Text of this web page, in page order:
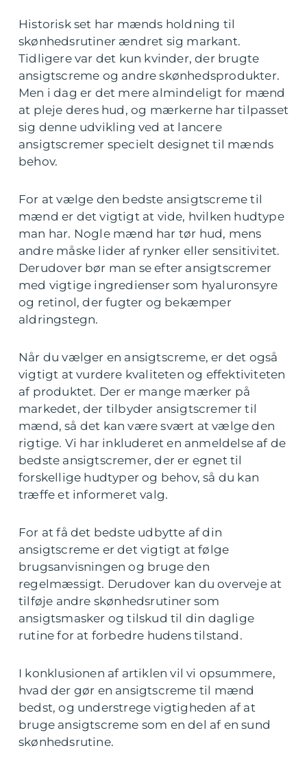
Historisk set har mænds holdning til
skønhedsrutiner ændret sig markant.
Tidligere var det kun kvinder, der brugte
ansigtscreme og andre skønhedsprodukter.
Men i dag er det mere almindeligt for mænd
at pleje deres hud, og mærkerne har tilpasset
sig denne udvikling ved at lancere
ansigtscremer specielt designet til mænds
behov.
For at vælge den bedste ansigtscreme til
mænd er det vigtigt at vide, hvilken hudtype
man har. Nogle mænd har tør hud, mens
andre måske lider af rynker eller sensitivitet.
Derudover bør man se efter ansigtscremer
med vigtige ingredienser som hyaluronsyre
og retinol, der fugter og bekæmper
aldringstegn.
Når du vælger en ansigtscreme, er det også
vigtigt at vurdere kvaliteten og effektiviteten
af produktet. Der er mange mærker på
markedet, der tilbyder ansigtscremer til
mænd, så det kan være svært at vælge den
rigtige. Vi har inkluderet en anmeldelse af de
bedste ansigtscremer, der er egnet til
forskellige hudtyper og behov, så du kan
træffe et informeret valg.
For at få det bedste udbytte af din
ansigtscreme er det vigtigt at følge
brugsanvisningen og bruge den
regelmæssigt. Derudover kan du overveje at
tilføje andre skønhedsrutiner som
ansigtsmasker og tilskud til din daglige
rutine for at forbedre hudens tilstand.
I konklusionen af artiklen vil vi opsummere,
hvad der gør en ansigtscreme til mænd
bedst, og understrege vigtigheden af at
bruge ansigtscreme som en del af en sund
skønhedsrutine.